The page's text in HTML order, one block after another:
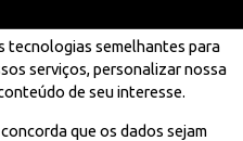
tecnologias semelhantes para
serviços, personalizar nossa
de seu interesse.
que os dados sejam